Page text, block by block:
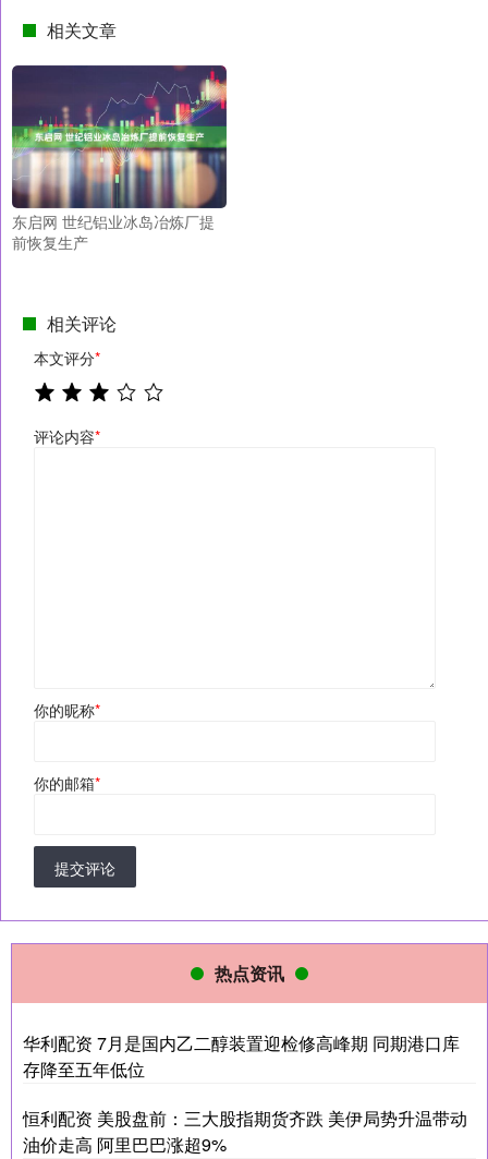
相关文章
东启网 世纪铝业冰岛冶炼厂提
前恢复生产
相关评论
本文评分*
评论内容*
你的昵称*
你的邮箱*
提交评论
热点资讯
华利配资 7月是国内乙二醇装置迎检修高峰期 同期港口库
存降至五年低位
恒利配资 美股盘前：三大股指期货齐跌 美伊局势升温带动
油价走高 阿里巴巴涨超9%